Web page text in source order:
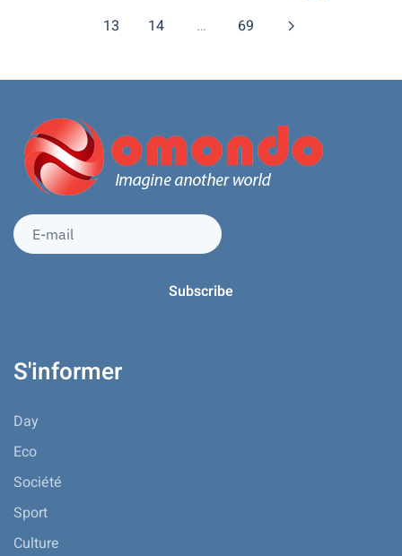
13 14 … 69
S'informer
Day
Eco
Société
Sport
Culture